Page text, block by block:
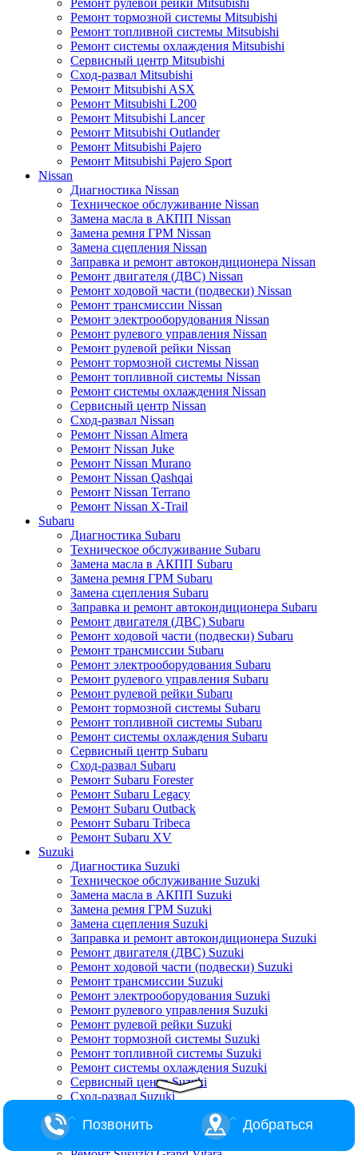
Ремонт рулевой рейки Mitsubishi
Ремонт тормозной системы Mitsubishi
Ремонт топливной системы Mitsubishi
Ремонт системы охлаждения Mitsubishi
Сервисный центр Mitsubishi
Сход-развал Mitsubishi
Ремонт Mitsubishi ASX
Ремонт Mitsubishi L200
Ремонт Mitsubishi Lancer
Ремонт Mitsubishi Outlander
Ремонт Mitsubishi Pajero
Ремонт Mitsubishi Pajero Sport
Nissan
Диагностика Nissan
Техническое обслуживание Nissan
Замена масла в АКПП Nissan
Замена ремня ГРМ Nissan
Замена сцепления Nissan
Заправка и ремонт автокондиционера Nissan
Ремонт двигателя (ДВС) Nissan
Ремонт ходовой части (подвески) Nissan
Ремонт трансмиссии Nissan
Ремонт электрооборудования Nissan
Ремонт рулевого управления Nissan
Ремонт рулевой рейки Nissan
Ремонт тормозной системы Nissan
Ремонт топливной системы Nissan
Ремонт системы охлаждения Nissan
Сервисный центр Nissan
Сход-развал Nissan
Ремонт Nissan Almera
Ремонт Nissan Juke
Ремонт Nissan Murano
Ремонт Nissan Qashqai
Ремонт Nissan Terrano
Ремонт Nissan X-Trail
Subaru
Диагностика Subaru
Техническое обслуживание Subaru
Замена масла в АКПП Subaru
Замена ремня ГРМ Subaru
Замена сцепления Subaru
Заправка и ремонт автокондиционера Subaru
Ремонт двигателя (ДВС) Subaru
Ремонт ходовой части (подвески) Subaru
Ремонт трансмиссии Subaru
Ремонт электрооборудования Subaru
Ремонт рулевого управления Subaru
Ремонт рулевой рейки Subaru
Ремонт тормозной системы Subaru
Ремонт топливной системы Subaru
Ремонт системы охлаждения Subaru
Сервисный центр Subaru
Сход-развал Subaru
Ремонт Subaru Forester
Ремонт Subaru Legacy
Ремонт Subaru Outback
Ремонт Subaru Tribeca
Ремонт Subaru XV
Suzuki
Диагностика Suzuki
Техническое обслуживание Suzuki
Замена масла в АКПП Suzuki
Замена ремня ГРМ Suzuki
Замена сцепления Suzuki
Заправка и ремонт автокондиционера Suzuki
Ремонт двигателя (ДВС) Suzuki
Ремонт ходовой части (подвески) Suzuki
Ремонт трансмиссии Suzuki
Ремонт электрооборудования Suzuki
Ремонт рулевого управления Suzuki
Ремонт рулевой рейки Suzuki
Ремонт тормозной системы Suzuki
Ремонт топливной системы Suzuki
Ремонт системы охлаждения Suzuki
Сервисный центр Suzuki
Сход-развал Suzuki
Ремонт Suzuki Baleno
Позвонить Добраться